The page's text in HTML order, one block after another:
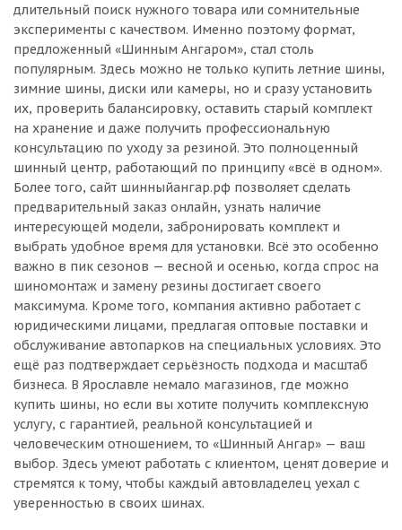
длительный поиск нужного товара или сомнительные
эксперименты с качеством. Именно поэтому формат,
предложенный «Шинным Ангаром», стал столь
популярным. Здесь можно не только купить летние шины,
зимние шины, диски или камеры, но и сразу установить
их, проверить балансировку, оставить старый комплект
на хранение и даже получить профессиональную
консультацию по уходу за резиной. Это полноценный
шинный центр, работающий по принципу «всё в одном».
Более того, сайт шинныйангар.рф позволяет сделать
предварительный заказ онлайн, узнать наличие
интересующей модели, забронировать комплект и
выбрать удобное время для установки. Всё это особенно
важно в пик сезонов — весной и осенью, когда спрос на
шиномонтаж и замену резины достигает своего
максимума. Кроме того, компания активно работает с
юридическими лицами, предлагая оптовые поставки и
обслуживание автопарков на специальных условиях. Это
ещё раз подтверждает серьёзность подхода и масштаб
бизнеса. В Ярославле немало магазинов, где можно
купить шины, но если вы хотите получить комплексную
услугу, с гарантией, реальной консультацией и
человеческим отношением, то «Шинный Ангар» — ваш
выбор. Здесь умеют работать с клиентом, ценят доверие и
стремятся к тому, чтобы каждый автовладелец уехал с
уверенностью в своих шинах.